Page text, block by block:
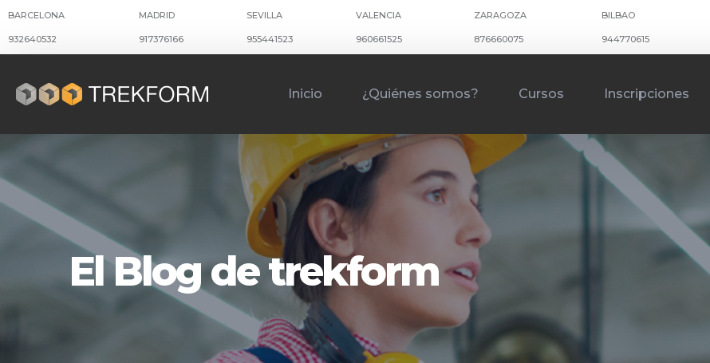
BARCELONA
932640532
MADRID
917376166
SEVILLA
955441523
VALENCIA
960661525
ZARAGOZA
876660075
BILBAO
944770615
Inicio ¿Quiénes somos? Cursos Inscripciones
El Blog de trekform